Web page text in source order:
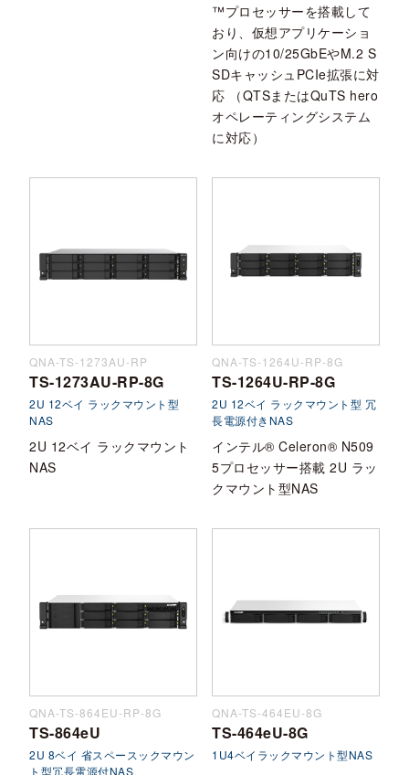
™プロセッサーを搭載して
おり、仮想アプリケーショ
ン向けの10/25GbEやM.2 S
SDキャッシュPCIe拡張に対
応 （QTSまたはQuTS hero
オペレーティングシステム
に対応）
QNA-TS-1273AU-RP
TS-1273AU-RP-8G
2U 12ベイ ラックマウント型
NAS
2U 12ベイ ラックマウント
NAS
QNA-TS-1264U-RP-8G
TS-1264U-RP-8G
2U 12ベイ ラックマウント型 冗
長電源付きNAS
インテル® Celeron® N509
5プロセッサー搭載 2U ラッ
クマウント型NAS
QNA-TS-864EU-RP-8G
TS-864eU
2U 8ベイ 省スペースックマウン
ト型冗長電源付NAS
QNA-TS-464EU-8G
TS-464eU-8G
1U4ベイラックマウント型NAS